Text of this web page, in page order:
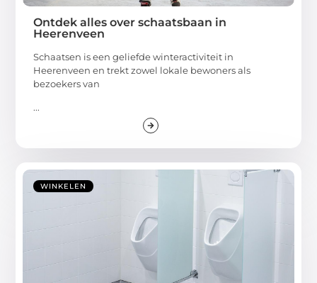
Ontdek alles over schaatsbaan in
Heerenveen
Schaatsen is een geliefde winteractiviteit in
Heerenveen en trekt zowel lokale bewoners als
bezoekers van
...
WINKELEN